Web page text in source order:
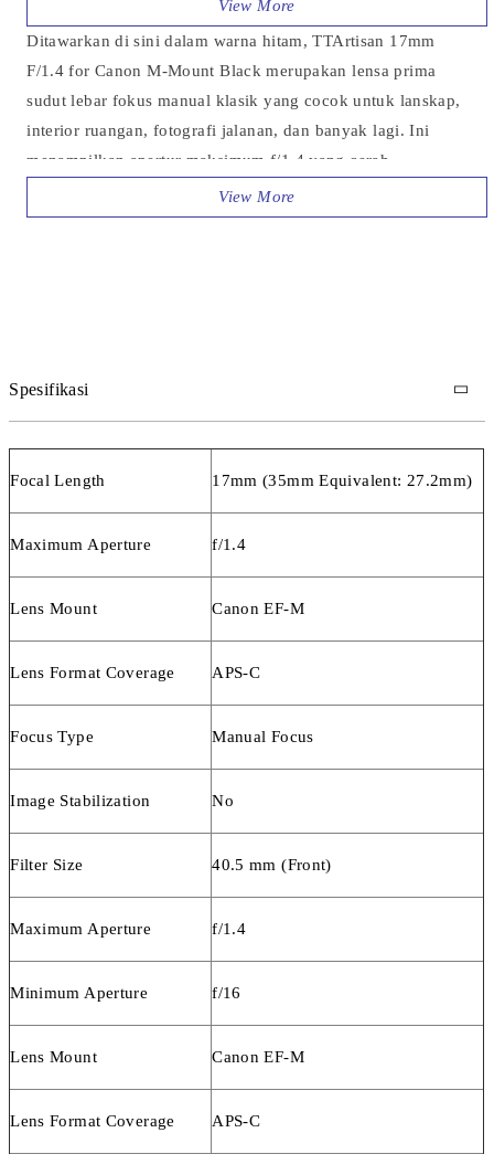
- 10-blade diaphragm
- Full-metal body only weighs 248g
1pcs - Tutup Lensa
1pcs - Tutup Mount Lensa
Ditawarkan di sini dalam warna hitam, TTArtisan 17mm
F/1.4 for Canon M-Mount Black merupakan lensa prima
sudut lebar fokus manual klasik yang cocok untuk lanskap,
interior ruangan, fotografi jalanan, dan banyak lagi. Ini
menampilkan apertur maksimum f/1.4 yang cerah,
memungkinkannya digunakan dalam situasi cahaya redup
dan memberikan kontrol kreatif yang lebih baik pada depth-
Spesifikasi
Focal Length 17mm (35mm Equivalent: 27.2mm)
Maximum Aperture f/1.4
Lens Mount Canon EF-M
Lens Format Coverage APS-C
Focus Type Manual Focus
Image Stabilization No
Filter Size 40.5 mm (Front)
Maximum Aperture f/1.4
Minimum Aperture f/16
Lens Mount Canon EF-M
Lens Format Coverage APS-C